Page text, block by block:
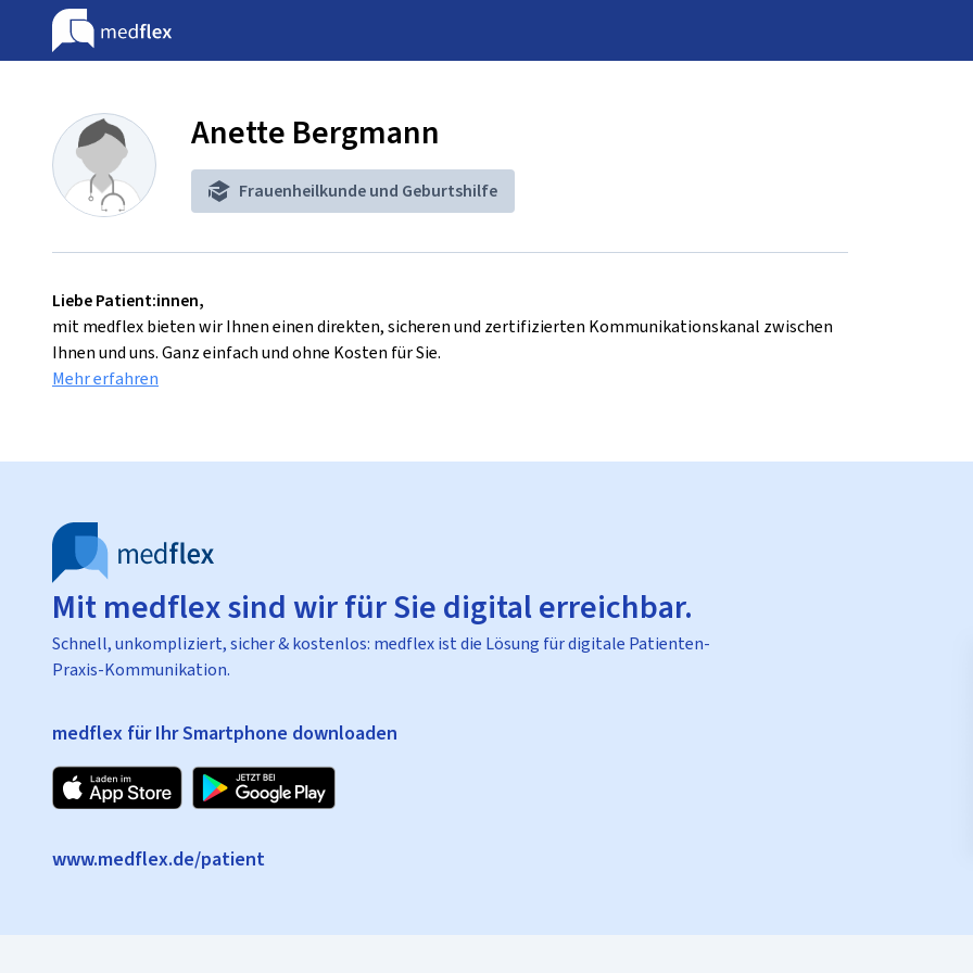
Anette Bergmann
Frauenheilkunde und Geburtshilfe
Liebe Patient:innen,
mit medflex bieten wir Ihnen einen direkten, sicheren und zertifizierten Kommunikationskanal zwischen
Ihnen und uns. Ganz einfach und ohne Kosten für Sie.
Mehr erfahren
Mit medflex sind wir für Sie digital erreichbar.
Schnell, unkompliziert, sicher & kostenlos: medflex ist die Lösung für digitale Patienten-
Praxis-Kommunikation.
medflex für Ihr Smartphone downloaden
www.medflex.de/patient